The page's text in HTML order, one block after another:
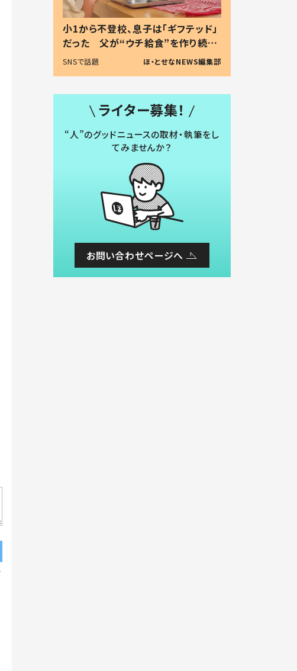
小1から不登校、息子は「ギフテッド」
だった 父が“ウチ給食”を作り続け
る理由とは #令和の親 #令和の子
SNSで話題 ほ・とせなNEWS編集部
ライター募集！
“人”のグッドニュースの取材・執筆をし
てみませんか？
お問い合わせページへ